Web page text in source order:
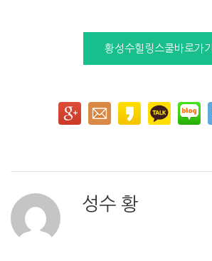
황성수힐링스쿨바로가기
성수 황